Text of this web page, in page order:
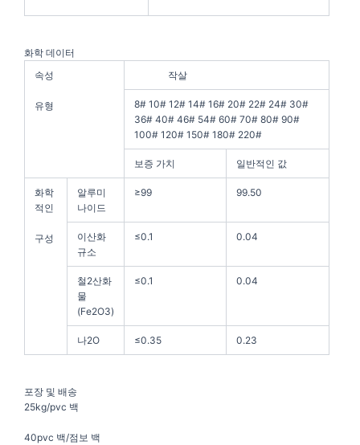
화학 데이터
속성
유형
작살
8# 10# 12# 14# 16# 20# 22# 24# 30#
36# 40# 46# 54# 60# 70# 80# 90#
100# 120# 150# 180# 220#
보증 가치 일반적인 값
화학
적인
구성
알루미
나이드
≥99 99.50
이산화
규소
≤0.1 0.04
철2산화
물
(Fe2O3)
≤0.1 0.04
나2O ≤0.35 0.23
포장 및 배송
25kg/pvc 백
40pvc 백/점보 백